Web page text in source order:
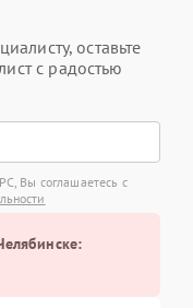
оставьте
с радостью
Вы соглашаетесь с